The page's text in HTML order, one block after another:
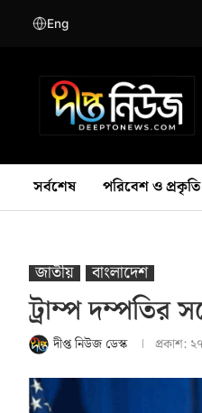
Eng
সর্বশেষ পরিবেশ ও প্রকৃতি
জাতীয় বাংলাদেশ
ট্রাম্প দম্পতির
দীপ্ত নিউজ ডেস্ক প্রকাশ: